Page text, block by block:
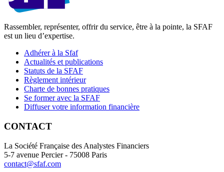
Rassembler, représenter, offrir du service, être à la pointe, la SFAF
est un lieu d’expertise.
Adhérer à la Sfaf
Actualités et publications
Statuts de la SFAF
Règlement intérieur
Charte de bonnes pratiques
Se former avec la SFAF
Diffuser votre information financière
CONTACT
La Société Française des Analystes Financiers
5-7 avenue Percier - 75008 Paris
contact@sfaf.com